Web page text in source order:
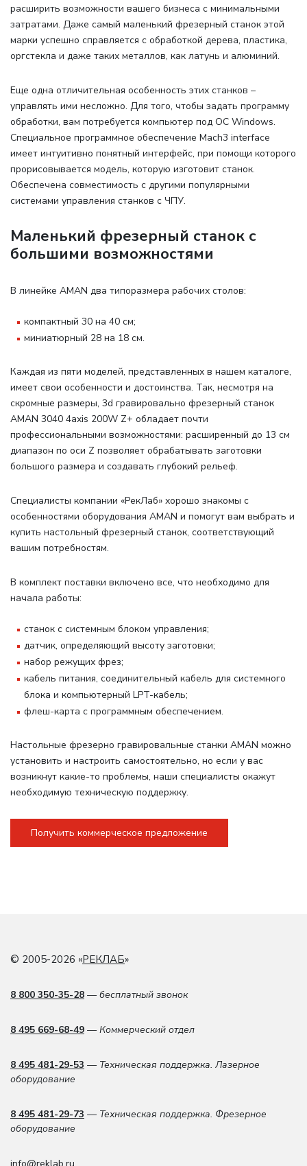
расширить возможности вашего бизнеса с минимальными
затратами. Даже самый маленький фрезерный станок этой
марки успешно справляется с обработкой дерева, пластика,
оргстекла и даже таких металлов, как латунь и алюминий.
Еще одна отличительная особенность этих станков –
управлять ими несложно. Для того, чтобы задать программу
обработки, вам потребуется компьютер под ОС Windows.
Специальное программное обеспечение Mach3 interface
имеет интуитивно понятный интерфейс, при помощи которого
прорисовывается модель, которую изготовит станок.
Обеспечена совместимость с другими популярными
системами управления станков с ЧПУ.
Маленький фрезерный станок с
большими возможностями
В линейке AMAN два типоразмера рабочих столов:
компактный 30 на 40 см;
миниатюрный 28 на 18 см.
Каждая из пяти моделей, представленных в нашем каталоге,
имеет свои особенности и достоинства. Так, несмотря на
скромные размеры, 3d гравировально фрезерный станок
AMAN 3040 4axis 200W Z+ обладает почти
профессиональными возможностями: расширенный до 13 см
диапазон по оси Z позволяет обрабатывать заготовки
большого размера и создавать глубокий рельеф.
Специалисты компании «РекЛаб» хорошо знакомы с
особенностями оборудования AMAN и помогут вам выбрать и
купить настольный фрезерный станок, соответствующий
вашим потребностям.
В комплект поставки включено все, что необходимо для
начала работы:
станок с системным блоком управления;
датчик, определяющий высоту заготовки;
набор режущих фрез;
кабель питания, соединительный кабель для системного
блока и компьютерный LPT-кабель;
флеш-карта с программным обеспечением.
Настольные фрезерно гравировальные станки AMAN можно
установить и настроить самостоятельно, но если у вас
возникнут какие-то проблемы, наши специалисты окажут
необходимую техническую поддержку.
Получить коммерческое предложение
© 2005-2026 «РЕКЛАБ»
8 800 350-35-28 — бесплатный звонок
8 495 669-68-49 — Коммерческий отдел
8 495 481-29-53 — Техническая поддержка. Лазерное
оборудование
8 495 481-29-73 — Техническая поддержка. Фрезерное
оборудование